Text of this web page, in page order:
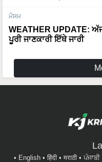
ਮੌਸਮ
WEATHER UPDATE:
ਪੂਰੀ ਜਾਣਕਾਰੀ ਇੱਥੇ ਜਾਰੀ
English हिंदी मराठी ਪੰਜਾਬੀ